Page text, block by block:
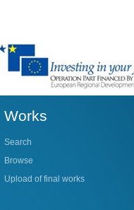
Works
Search
Browse
Upload of final works